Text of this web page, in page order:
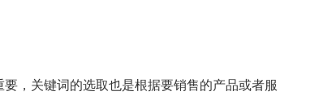
，关键词的选取也是根据要销售的产品或者服